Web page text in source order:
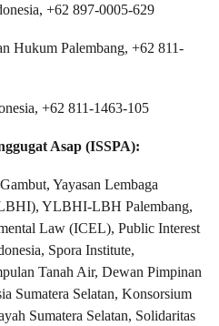
+62 897-0005-629
Hukum Palembang, +62 811-
+62 811-1463-105
Asap (ISSPA):
Yayasan Lembaga
YLBHI-LBH Palembang,
Law (ICEL), Public Interest
Spora Institute,
Tanah Air, Dewan Pimpinan
Sumatera Selatan, Konsorsium
Sumatera Selatan, Solidaritas